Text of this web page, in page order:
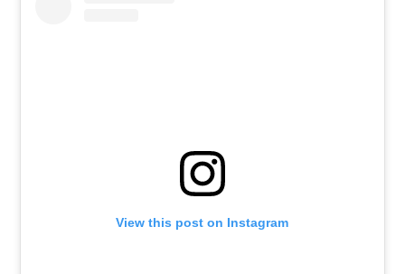
View this post on Instagram